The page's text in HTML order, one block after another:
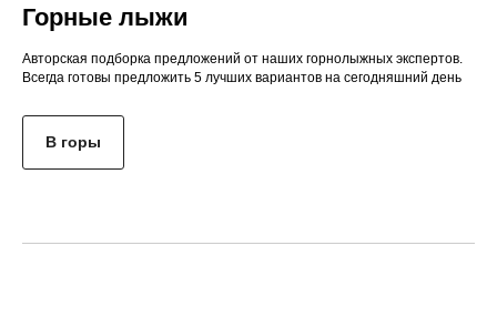
Горные лыжи
Авторская подборка предложений от наших горнолыжных экспертов.
Всегда готовы предложить 5 лучших вариантов на сегодняшний день
В горы